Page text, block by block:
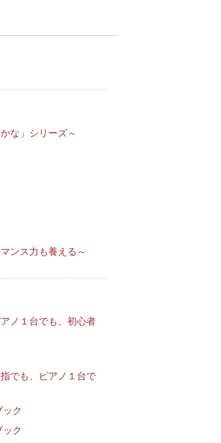
な」シリーズ～
ンス力も養える～
ノ１台でも、初心者
でも、ピアノ１台で
ク
ク